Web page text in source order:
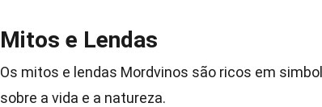
Mitos e Lendas
Os mitos e lendas Mordvinos são ricos em
sobre a vida e a natureza.